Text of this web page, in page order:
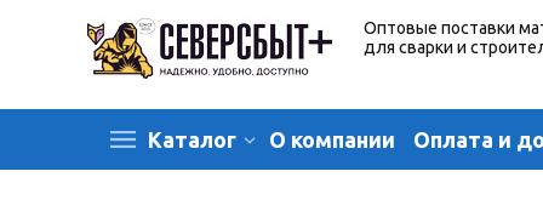
Оптовые поставки
для сварки и
Каталог О компании Оплата и